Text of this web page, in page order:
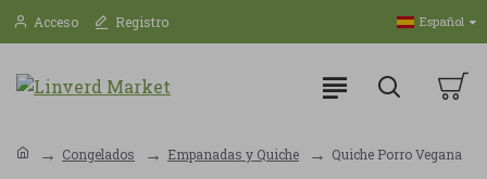
Acceso Registro Español
Congelados Empanadas y Quiche Quiche Porro Vegana